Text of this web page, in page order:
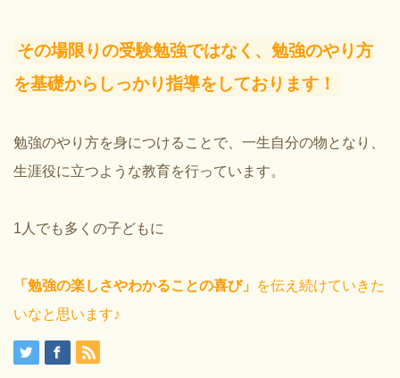
その場限りの受験勉強ではなく、勉強のやり方
を基礎からしっかり指導をしております！
勉強のやり方を身につけることで、一生自分の物となり、
生涯役に立つような教育を行っています。
1人でも多くの子どもに
「勉強の楽しさやわかることの喜び」 を伝え続けていきた
いなと思います♪